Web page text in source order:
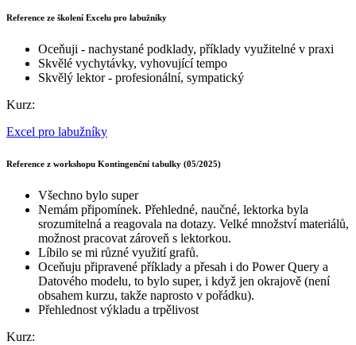
Reference ze školení Excelu pro labužníky
Oceňuji - nachystané podklady, příklady využitelné v praxi
Skvělé vychytávky, vyhovující tempo
Skvělý lektor - profesionální, sympatický
Kurz:
Excel pro labužníky
Reference z workshopu Kontingenční tabulky (05/2025)
Všechno bylo super
Nemám připomínek. Přehledné, naučné, lektorka byla
srozumitelná a reagovala na dotazy. Velké množství materiálů,
možnost pracovat zároveň s lektorkou.
Líbilo se mi různé využití grafů.
Oceňuju připravené příklady a přesah i do Power Query a
Datového modelu, to bylo super, i když jen okrajově (není
obsahem kurzu, takže naprosto v pořádku).
Přehlednost výkladu a trpělivost
Kurz: